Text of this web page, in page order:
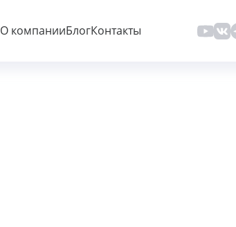
О компанииБлогКонтакты